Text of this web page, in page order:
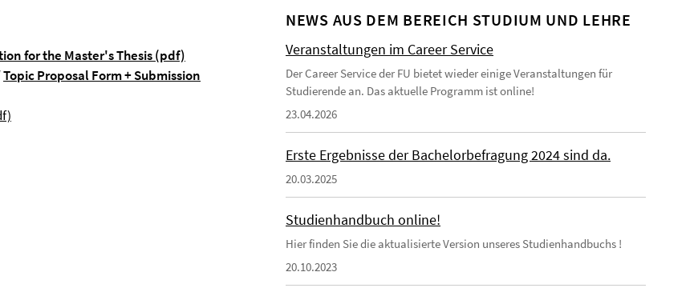
for the Master's Thesis (pdf)
Topic Proposal Form + Submission
NEWS AUS DEM BEREICH STUDIUM UND LEHRE
Veranstaltungen im Career Service
Der Career Service der FU bietet wieder einige Veranstaltungen für
Studierende an. Das aktuelle Programm ist online!
23.04.2026
Erste Ergebnisse der Bachelorbefragung 2024 sind da.
20.03.2025
Studienhandbuch online!
Hier finden Sie die aktualisierte Version unseres Studienhandbuchs !
20.10.2023